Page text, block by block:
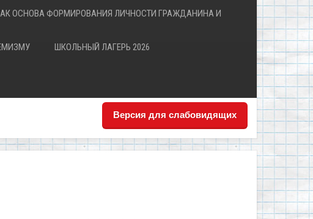
ОСНОВА ФОРМИРОВАНИЯ ЛИЧНОСТИ ГРАЖДАНИНА И
ШКОЛЬНЫЙ ЛАГЕРЬ 2026
Версия для слабовидящих